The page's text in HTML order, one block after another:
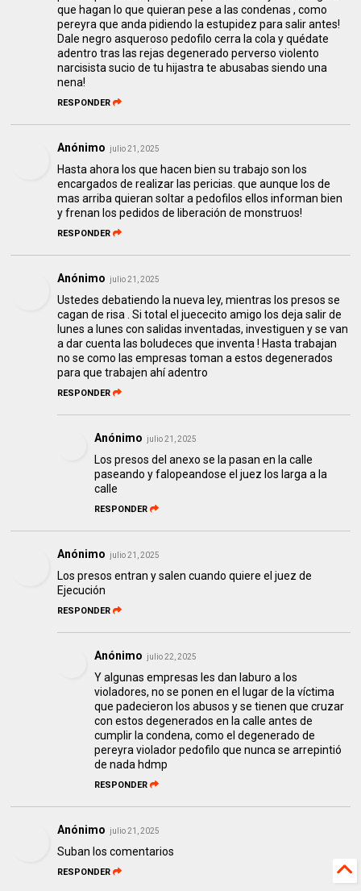
que hagan lo que quieran pese a las condenas , como
pereyra que anda pidiendo la estupidez para salir antes!
Dale negro asqueroso pedofilo cerra la cola y quédate
adentro tras las rejas degenerado perverso violento
narcisista sucio de tu hijastra te abusabas siendo una
nena!
RESPONDER
Anónimo julio 21, 2025
Hasta ahora los que hacen bien su trabajo son los
encargados de realizar las pericias. que aunque los de
mas arriba quieran soltar a pedofilos ellos informan bien
y frenan los pedidos de liberación de monstruos!
RESPONDER
Anónimo julio 21, 2025
Ustedes debatiendo la nueva ley, mientras los presos se
cagan de risa . Si total el juececito amigo los deja salir de
lunes a lunes con salidas inventadas, investiguen y se van
a dar cuenta las boludeces que inventa ! Hasta trabajan
no se como las empresas toman a estos degenerados
para que trabajen ahí adentro
RESPONDER
Anónimo julio 21, 2025
Los presos del anexo se la pasan en la calle
paseando y falopeandose el juez los larga a la
calle
RESPONDER
Anónimo julio 21, 2025
Los presos entran y salen cuando quiere el juez de
Ejecución
RESPONDER
Anónimo julio 22, 2025
Y algunas empresas les dan laburo a los
violadores, no se ponen en el lugar de la víctima
que padecieron los abusos y se tienen que cruzar
con estos degenerados en la calle antes de
cumplir la condena, como el degenerado de
pereyra violador pedofilo que nunca se arrepintió
de nada hdmp
RESPONDER
Anónimo julio 21, 2025
Suban los comentarios
RESPONDER